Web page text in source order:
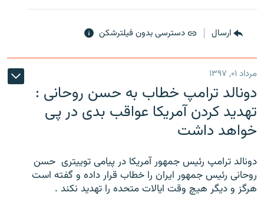
ارسال دسترسی بدون فیلترشکن
مرداد ۰۱, ۱۳۹۷
دونالد ترامپ خطاب به حسن روحانی :
تهدید کردن آمریکا عواقب بدی در پی
خواهد داشت
دونالد ترامپ رئیس جمهور آمریکا در پیامی توییتری ‌ حسن
روحانی رئیس جمهور ایران را خطاب قرار داده و گفته است
هرگز و دیگر هیچ وقت ایالات متحده را تهدید نکند .